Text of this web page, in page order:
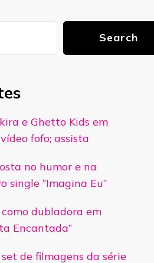
Search
e Ghetto Kids em
fofo; assista
no humor e na
single “Imagina Eu”
dubladora em
Encantada”
de filmagens da série